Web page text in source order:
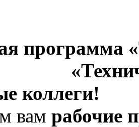
программа
коллеги!
вам рабочие